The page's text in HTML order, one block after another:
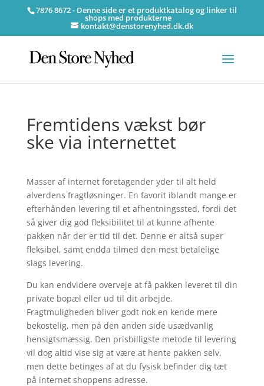
7876 8672 - Denne side er et produktkatalog og linker til
shops med produkterne
kontakt@denstorenyhed.dk.dk
Fremtidens vækst bør
ske via internettet
Masser af internet foretagender yder til alt held
alverdens fragtløsninger. En favorit iblandt mange er
efterhånden levering til et afhentningssted, fordi det
så giver dig god fleksibilitet til at kunne afhente
pakken når der er tid til det. Denne er altså super
fleksibel, samt endda tilmed den mest betalelige
slags levering.
Du kan endvidere overveje at få pakken leveret til din
private bopæl eller ud til dit arbejde.
Fragtmuligheden bliver godt nok en kende mere
bekostelig, men på den anden side usædvanlig
hensigtsmæssig. Den prisbilligste metode til levering
vil dog altid vise sig at være at hente pakken selv,
men dette betinges af at du fysisk befinder dig tæt
på internet shoppens adresse.